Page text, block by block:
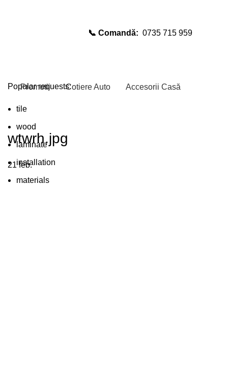
📞 Comandă: 0735 715 959
Promotii Cotiere Auto Accesorii Casă
wtwrh.jpg
21feb.
Popular requests:
tile
wood
laminate
installation
materials